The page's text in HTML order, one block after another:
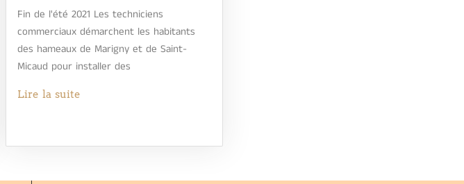
Fin de l'été 2021 Les techniciens
commerciaux démarchent les habitants
des hameaux de Marigny et de Saint-
Micaud pour installer des
Lire la suite